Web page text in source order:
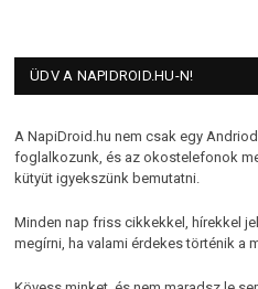
ÜDV A NAPIDROID.HU-N!
A NapiDroid.hu nem csak egy
foglalkozunk, és az okostelefonok
kütyüt igyekszünk bemutatni.
Minden nap friss cikkekkel, hírekkel
megírni, ha valami érdekes történik a